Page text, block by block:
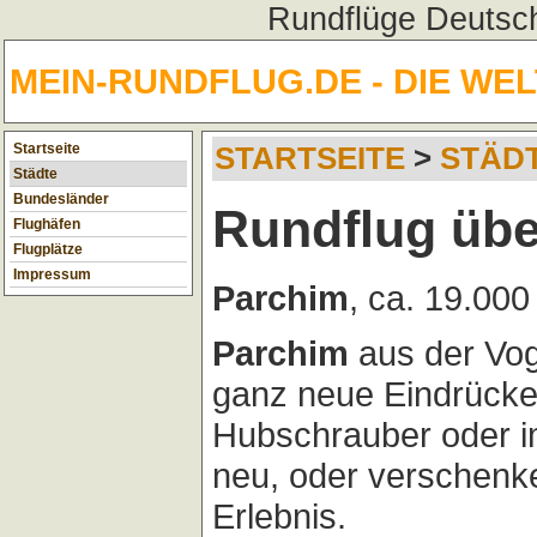
Rundflüge
MEIN-RUNDFLUG.DE - DIE
Startseite
Städte
Bundesländer
Flughäfen
Flugplätze
Impressum
STARTSEITE >
Rundflug
Parchim, ca.
Parchim aus der
ganz neue
Hubschrauber oder
neu, oder
Erlebnis.